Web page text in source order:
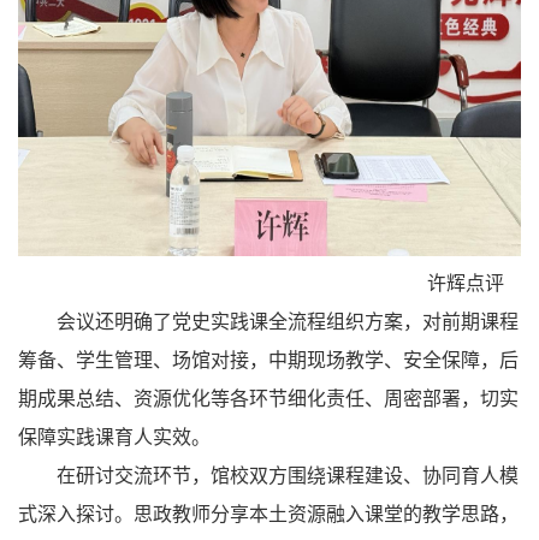
许辉点评
会议还明确了党史实践课全流程组织方案，对前期课程
筹备、学生管理、场馆对接，中期现场教学、安全保障，后
期成果总结、资源优化等各环节细化责任、周密部署，切实
保障实践课育人实效。
在研讨交流环节，馆校双方围绕课程建设、协同育人模
式深入探讨。思政教师分享本土资源融入课堂的教学思路，